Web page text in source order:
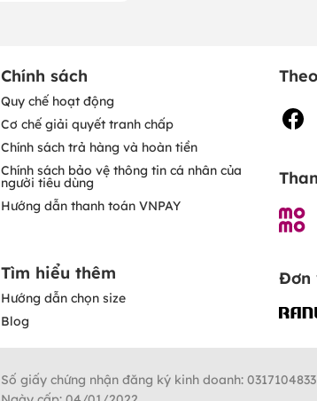
Chính sách
Quy chế hoạt động
Cơ chế giải quyết tranh chấp
Chính sách trả hàng và hoàn tiền
Chính sách bảo vệ thông tin cá nhân của
người tiêu dùng
Hướng dẫn thanh toán VNPAY
Tìm hiểu thêm
Hướng dẫn chọn size
Blog
Đơn
Số giấy chứng nhận đăng ký kinh doanh: 0317104833